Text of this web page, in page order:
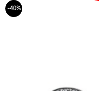
-40%